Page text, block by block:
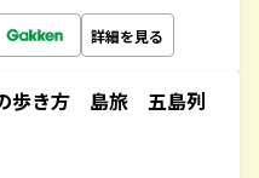
詳細を見る
歩き方 島旅 五島列